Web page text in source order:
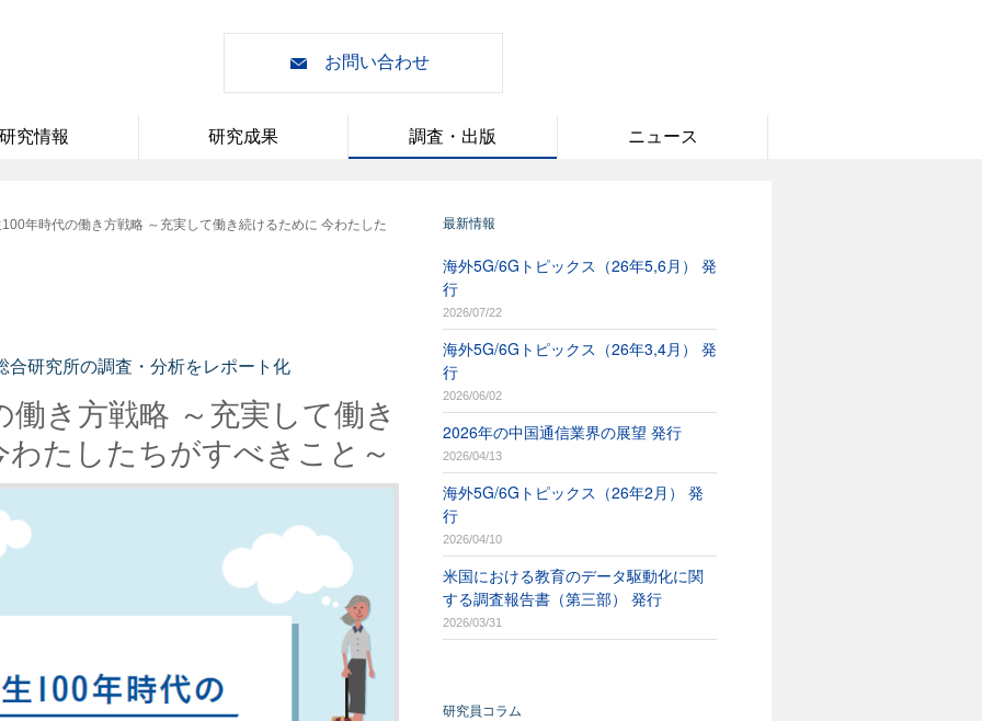
お問い合わせ
研究情報 研究成果 調査・出版 ニュース
年時代の働き方戦略 ～充実して働き続けるために 今わたした
研究所の調査・分析をレポート化
き方戦略 ～充実して働き
たしたちがすべきこと～
最新情報
海外5G/6Gトピックス（26年5,6月） 発
行
2026/07/22
海外5G/6Gトピックス（26年3,4月） 発
行
2026/06/02
2026年の中国通信業界の展望 発行
2026/04/13
海外5G/6Gトピックス（26年2月） 発
行
2026/04/10
米国における教育のデータ駆動化に関
する調査報告書（第三部） 発行
2026/03/31
研究員コラム